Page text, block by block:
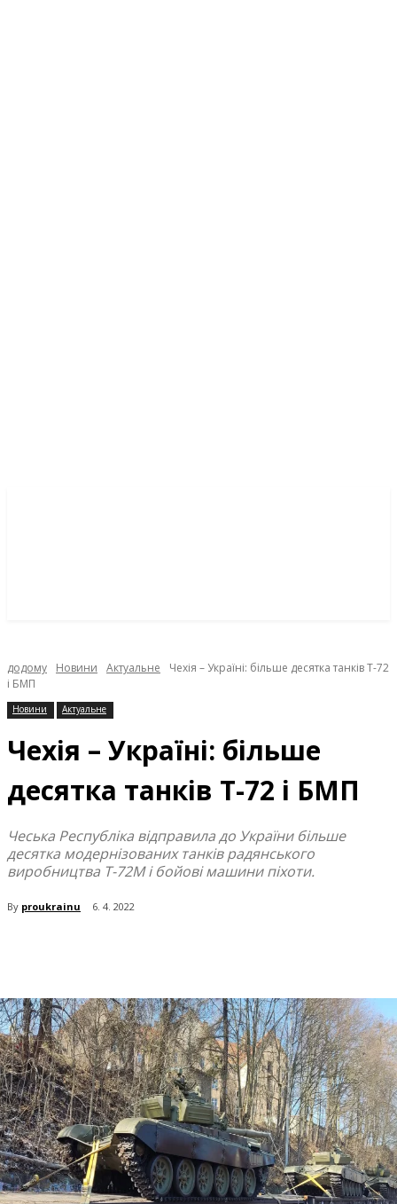
додому Новини Актуальне
Чехія – Україні: більше десятка танків Т-72
і БМП
Новини Актуальне
Чехія – Україні: більше
десятка танків Т-72 і БМП
Чеська Республіка відправила до України більше
десятка модернізованих танків радянського
виробництва Т-72М і бойові машини піхоти.
By proukrainu 6. 4. 2022